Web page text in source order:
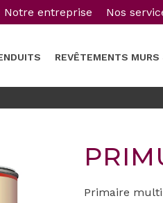
Notre entreprise Nos
REVÊTEMENTS
Primaire